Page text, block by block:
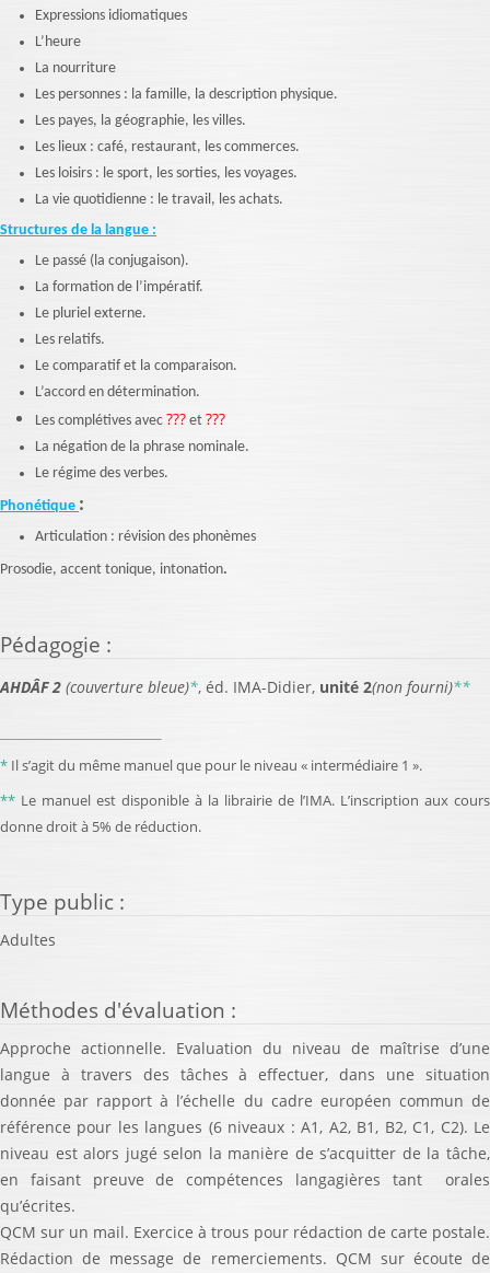
Expressions idiomatiques
L’heure
La nourriture
Les personnes : la famille, la description physique.
Les payes, la géographie, les villes.
Les lieux : café, restaurant, les commerces.
Les loisirs : le sport, les sorties, les voyages.
La vie quotidienne : le travail, les achats.
Structures de la langue :
Le passé (la conjugaison).
La formation de l’impératif.
Le pluriel externe.
Les relatifs.
Le comparatif et la comparaison.
L’accord en détermination.
Les complétives avec ??? et ???
La négation de la phrase nominale.
Le régime des verbes.
Phonétique :
Articulation : révision des phonèmes
Prosodie, accent tonique, intonation.
Pédagogie :
AHDÂF 2 (couverture bleue)*, éd. IMA-Didier, unité 2(non fourni)**
* Il s’agit du même manuel que pour le niveau « intermédiaire 1 ».
** Le manuel est disponible à la librairie de l’IMA. L’inscription aux cours
donne droit à 5% de réduction.
Type public :
Adultes
Méthodes d'évaluation :
Approche actionnelle. Evaluation du niveau de maîtrise d’une
langue à travers des tâches à effectuer, dans une situation
donnée par rapport à l’échelle du cadre européen commun de
référence pour les langues (6 niveaux : A1, A2, B1, B2, C1, C2). Le
niveau est alors jugé selon la manière de s’acquitter de la tâche,
en faisant preuve de compétences langagières tant orales
qu’écrites.
QCM sur un mail. Exercice à trous pour rédaction de carte postale.
Rédaction de message de remerciements. QCM sur écoute de